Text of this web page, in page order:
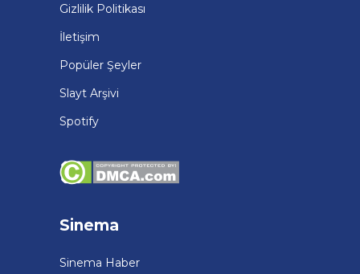
Gizlilik Politikası
İletişim
Popüler Şeyler
Slayt Arşivi
Spotify
Sinema
Sinema Haber